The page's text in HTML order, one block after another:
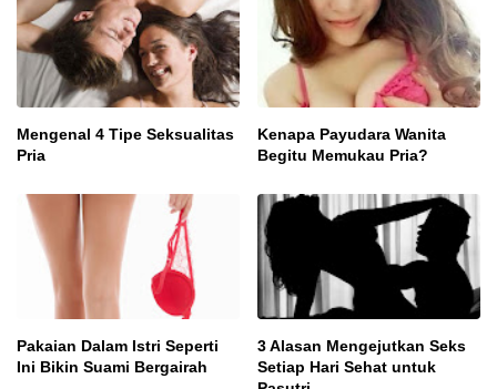
Mengenal 4 Tipe Seksualitas
Pria
Kenapa Payudara Wanita
Begitu Memukau Pria?
Pakaian Dalam Istri Seperti
Ini Bikin Suami Bergairah
3 Alasan Mengejutkan Seks
Setiap Hari Sehat untuk